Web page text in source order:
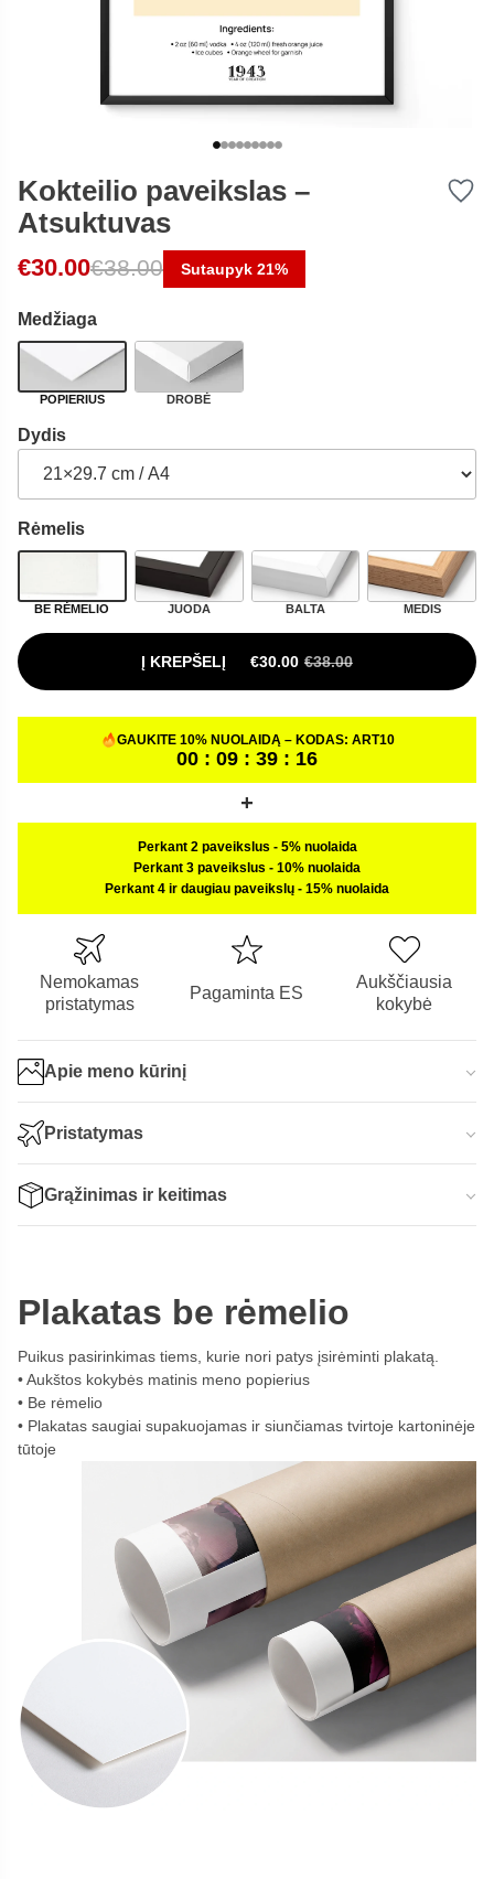
Kokteilio paveikslas –
Atsuktuvas
€30.00€38.00
Original price was: €38.00.
Current price is: €30.00.
Sutaupyk 21%
Medžiaga
POPIERIUS DROBĖ
Dydis
Rėmelis
BE RĖMELIO JUODA BALTA MEDIS
Į KREPŠELĮ €30.00 €38.00
ORIGINAL PRICE WAS: €38.00.
CURRENT PRICE IS: €30.00.
GAUKITE 10% NUOLAIDĄ – KODAS: ART10
00 : 09 : 39 : 15
Perkant 2 paveikslus - 5% nuolaida
Perkant 3 paveikslus - 10% nuolaida
Perkant 4 ir daugiau paveikslų - 15% nuolaida
Nemokamas
pristatymas
Pagaminta ES
Aukščiausia
kokybė
Apie meno kūrinį
Pristatymas
Grąžinimas ir keitimas
Plakatas be rėmelio
Puikus pasirinkimas tiems, kurie nori patys įsirėminti plakatą.
Aukštos kokybės matinis meno popierius
Be rėmelio
Plakatas saugiai supakuojamas ir siunčiamas tvirtoje kartoninėje
tūtoje